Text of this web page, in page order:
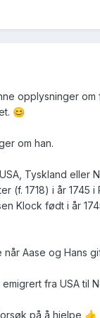
opplysninger
😊
om han.
Tyskland eller
(f. 1718) i år 1745 i
Klock født i år
Aase og Hans
fra USA
på å hjelpe 👍